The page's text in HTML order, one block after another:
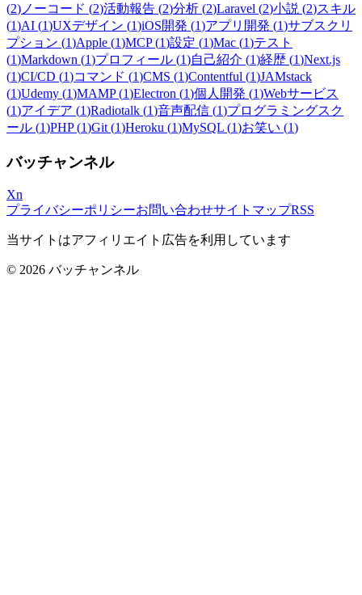
(2) ノーコード (2)活動報告 (2)分析 (2)Laravel (2)小説 (2)スキル
(1)AI (1)UXデザイン (1)iOS開発 (1)アプリ開発 (1)サブスクリ
プション (1)Apple (1)MCP(1)設定 (1)Mac (1)テスト
(1)Markdown (1)プロフィール (1)自己紹介 (1)経歴 (1)Next.js
(1)CI/CD (1)コマンド (1)CMS (1)Contentful (1)JAMstack
(1)Udemy (1)MAMP(1)Electron (1)個人開発 (1)Webサービス
(1)アイデア (1)Radiotalk (1)音声配信 (1)プログラミングスク
ール (1)PHP(1)Git (1)Heroku (1)MySQL (1)お笑い (1)
バッチャンネル
Xn
プライバシーポリシーお問い合わせサイトマップRSS
当サイトはアフィリエイト広告を利用しています
© 2026 バッチャンネル